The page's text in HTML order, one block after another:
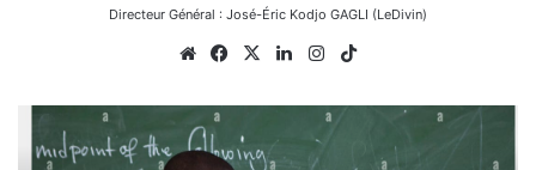
Directeur Général : José-Éric Kodjo GAGLI (LeDivin)
WebsiteFacebook
X LinkedinInstagram